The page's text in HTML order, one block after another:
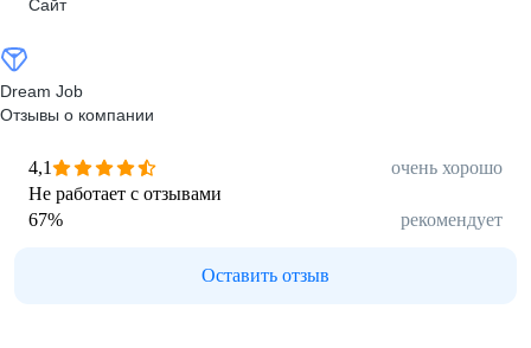
Сайт
Dream Job
Отзывы о компании
4,1
очень хорошо
Не работает с отзывами
67% рекомендует
Оставить отзыв